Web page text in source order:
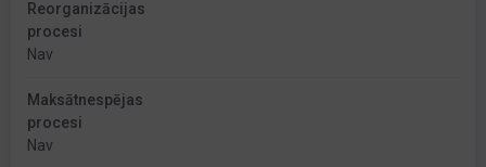
Reorganizācijas
procesi
Nav
Maksātnespējas
procesi
Nav